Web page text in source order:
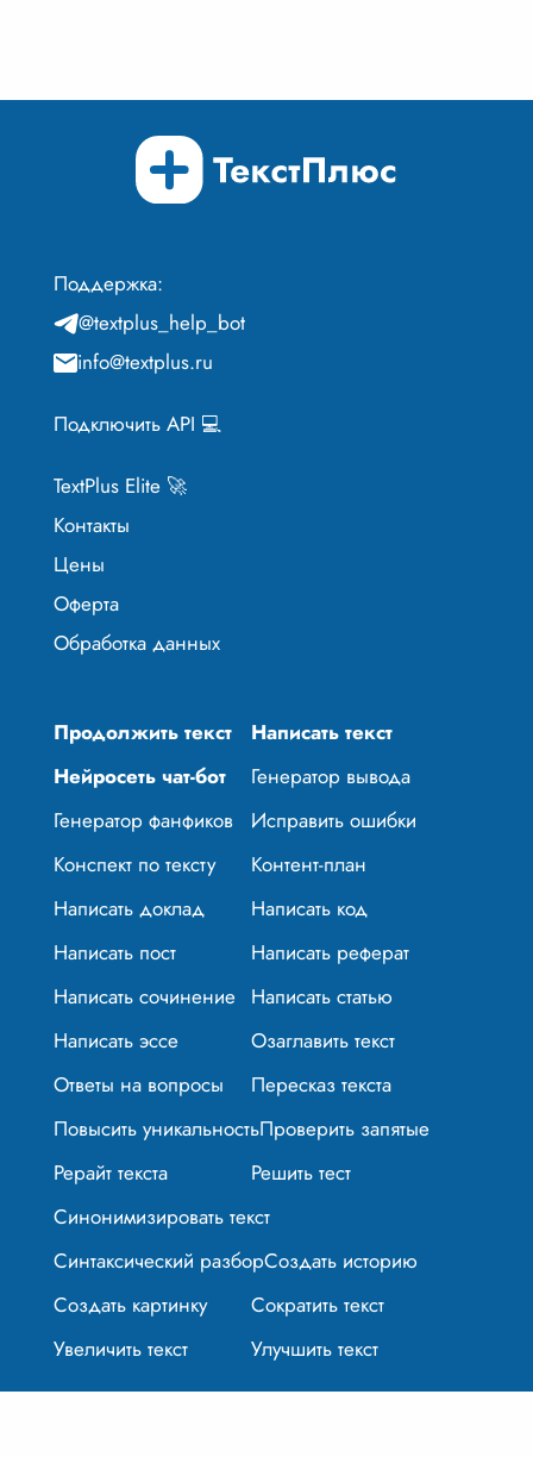
Поддержка:
@textplus_help_bot
info@textplus.ru
Подключить API 💻
TextPlus Elite 🚀
Контакты
Цены
Оферта
Обработка данных
Продолжить текст
Написать текст
Нейросеть чат-бот
Генератор вывода
Генератор фанфиков
Исправить ошибки
Конспект по тексту
Контент-план
Написать доклад
Написать код
Написать пост
Написать реферат
Написать сочинение Написать статью
Написать эссе
Озаглавить текст
Ответы на вопросы
Пересказ текста
Повысить уникальностьПроверить запятые
Рерайт текста
Решить тест
Синонимизировать текст
Синтаксический разборСоздать историю
Создать картинку
Сократить текст
Увеличить текст
Улучшить текст